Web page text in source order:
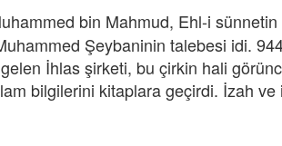
bin Mahmud, Ehl-i sünnetin
Şeybaninin talebesi idi.
İhlas şirketi, bu çirkin hali
bilgilerini kitaplara geçirdi. İzah